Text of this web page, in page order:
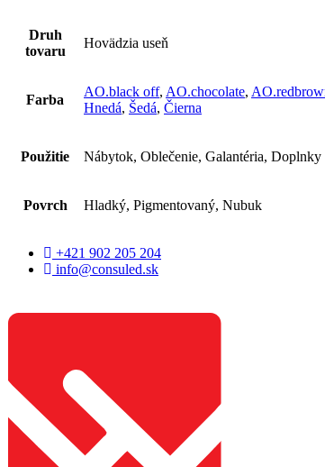
Druh
tovaru
Hovädzia useň
Farba
AO.black off, AO.chocolate,
Hnedá, Šedá, Čierna
Použitie Nábytok, Oblečenie, Galantéria, Doplnky
Povrch Hladký, Pigmentovaný, Nubuk
+421 902 205 204
info@consuled.sk